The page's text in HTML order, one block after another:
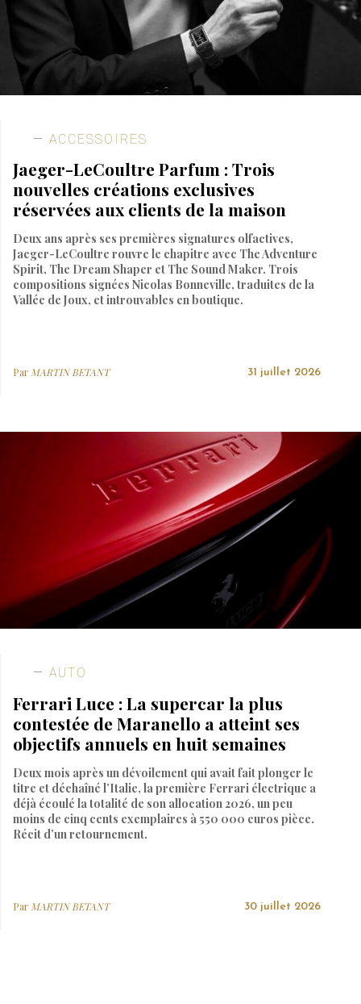
ACCESSOIRES
Jaeger-LeCoultre Parfum : Trois
nouvelles créations exclusives
réservées aux clients de la maison
Deux ans après ses premières signatures olfactives,
Jaeger-LeCoultre rouvre le chapitre avec The Adventure
Spirit, The Dream Shaper et The Sound Maker. Trois
compositions signées Nicolas Bonneville, traduites de la
Vallée de Joux, et introuvables en boutique.
Par MARTIN BETANT 31 juillet 2026
AUTO
Ferrari Luce : La supercar la plus
contestée de Maranello a atteint ses
objectifs annuels en huit semaines
Deux mois après un dévoilement qui avait fait plonger le
titre et déchaîné l’Italie, la première Ferrari électrique a
déjà écoulé la totalité de son allocation 2026, un peu
moins de cinq cents exemplaires à 550 000 euros pièce.
Récit d’un retournement.
Par MARTIN BETANT 30 juillet 2026